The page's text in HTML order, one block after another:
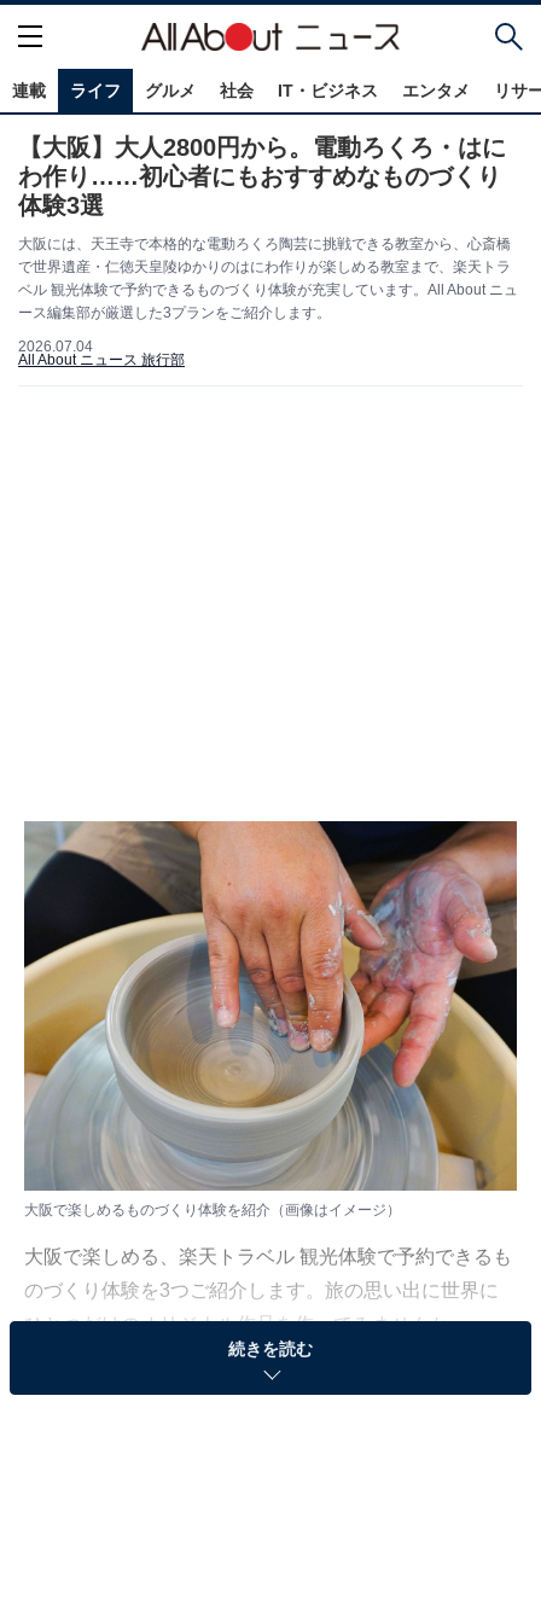
連載 ライフ グルメ 社会 IT・ビジネス エンタメ リサ
【大阪】大人2800円から。電動ろくろ・はに
わ作り……初心者にもおすすめなものづくり
体験3選
大阪には、天王寺で本格的な電動ろくろ陶芸に挑戦できる教室から、心斎橋
で世界遺産・仁徳天皇陵ゆかりのはにわ作りが楽しめる教室まで、楽天トラ
ベル 観光体験で予約できるものづくり体験が充実しています。All About ニュ
ース編集部が厳選した3プランをご紹介します。
2026.07.04
All About ニュース 旅行部
大阪で楽しめるものづくり体験を紹介（画像はイメージ）
大阪で楽しめる、楽天トラベル 観光体験で予約できるも
のづくり体験を3つご紹介します。旅の思い出に世界に
ひとつだけのオリジナル作品を作ってみませんか。
※各プランの情報は2026年6月時点のものです。料金・
続きを読む